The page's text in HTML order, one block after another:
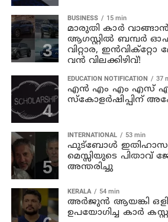
BUSINESS 15 min
മാരുതി കാർ
ആഗസ്റ്റിൽ ബമ്പർ
വിറ്റാര,
വൻ വിലക്കിഴിവ്!
EDUCATION NOTIFICATION 37
എൻ എം എം എസ്
സ്കോളർഷിപ്പിന്
INTERNATIONAL 53 min
ഫുട്ബോൾ
മെസ്സിയുടെ പിതാവ്
അന്തരിച്ചു
KERALA 54 min
അര്‍ജുന്‍ ആയങ്കി
ഉപയോഗിച്ച കാര്‍